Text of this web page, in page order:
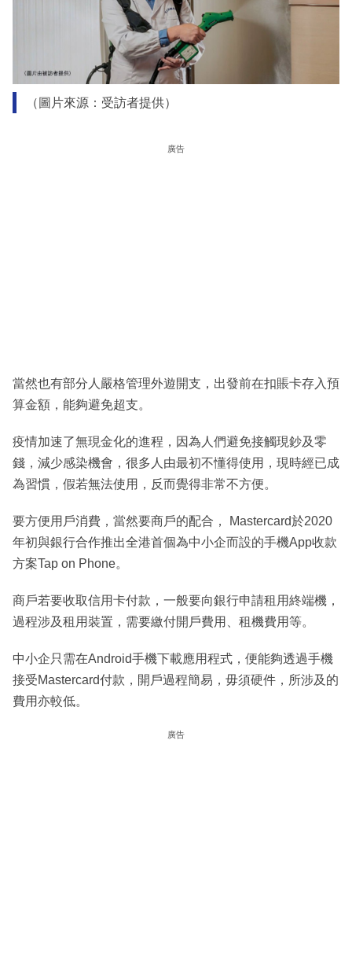
（圖片來源：受訪者提供）
廣告
當然也有部分人嚴格管理外遊開支，出發前在扣賬卡存入預
算金額，能夠避免超支。
疫情加速了無現金化的進程，因為人們避免接觸現鈔及零
錢，減少感染機會，很多人由最初不懂得使用，現時經已成
為習慣，假若無法使用，反而覺得非常不方便。
要方便用戶消費，當然要商戶的配合， Mastercard於2020
年初與銀行合作推出全港首個為中小企而設的手機App收款
方案Tap on Phone。
商戶若要收取信用卡付款，一般要向銀行申請租用終端機，
過程涉及租用裝置，需要繳付開戶費用、租機費用等。
中小企只需在Android手機下載應用程式，便能夠透過手機
接受Mastercard付款，開戶過程簡易，毋須硬件，所涉及的
費用亦較低。
廣告